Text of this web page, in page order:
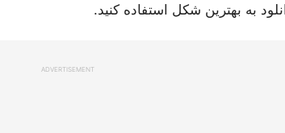
به بهترین شکل استفاده کنید.
ADVERTISEMENT